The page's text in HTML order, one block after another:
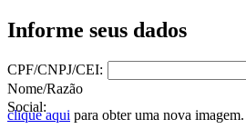
Informe seus dados
CPF/CNPJ/CEI:
Nome/Razão
Social:
clique aqui para obter uma nova imagem.